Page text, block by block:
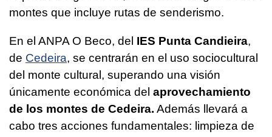
montes que incluye rutas de senderismo.
En el ANPA O Beco, del IES Punta Candieira,
de Cedeira, se centrarán en el uso sociocultural
del monte cultural, superando una visión
únicamente económica del aprovechamiento
de los montes de Cedeira. Además llevará a
cabo tres acciones fundamentales: limpieza de